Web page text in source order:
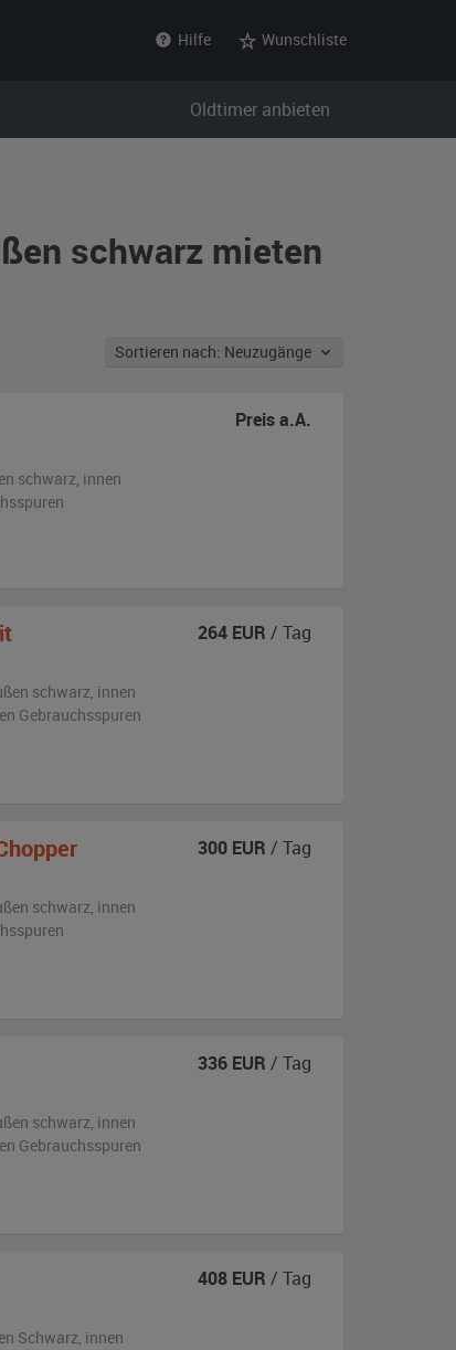
Hilfe Wunschliste
Oldtimer anbieten
schwarz mieten
Sortieren nach: Neuzugänge
schwarz, innen
Preis a.A.
schwarz, innen
Gebrauchsspuren
264 EUR / Tag
schwarz, innen
300 EUR / Tag
schwarz, innen
Gebrauchsspuren
336 EUR / Tag
Schwarz, innen
408 EUR / Tag